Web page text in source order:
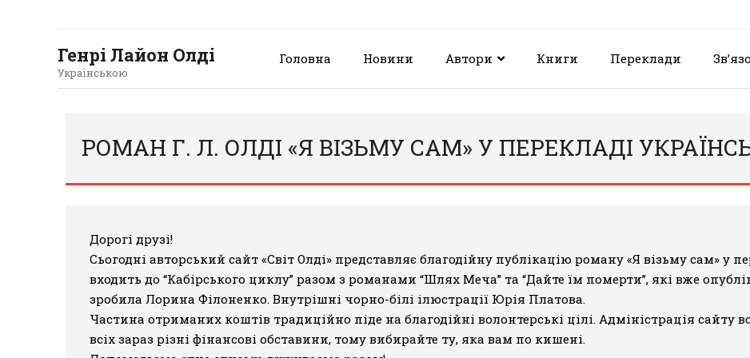
Генрі Лайон Олді
Українською
Головна Новини Автори Книги Переклади
РОМАН Г. Л. ОЛДІ «Я ВІЗЬМУ САМ» У ПЕРЕКЛАДІ
Дорогі друзі!
Сьогодні авторський сайт «Світ Олді» представляє благодійну публікацію роману «Я візьму сам» у
входить до “Кабірського циклу” разом з романами “Шлях Меча” та “Дайте їм померти”, які вже
зробила Лорина Філоненко. Внутрішні чорно-білі ілюстрації Юрія Платова.
Частина отриманих коштів традиційно піде на благодійні волонтерські цілі. Адміністрація сайту
всіх зараз різні фінансові обставини, тому вибирайте ту, яка вам по кишені.